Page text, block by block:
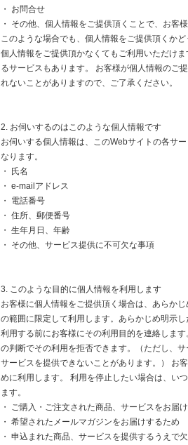
・ お問合せ
・ その他、個人情報をご提供頂くことで、お客
このような場合でも、個人情報をご提供頂くか
個人情報をご提供頂かなくてもご利用いただけ
るサービスもあります。 お客様が個人情報のご
れないことがありますので、ご了承ください。
2. お伺いするのはこのような個人情報です
お伺いする個人情報は、このWebサイトの各サ
なります。
・ 氏名
・ e-mailアドレス
・ 電話番号
・ 住所、郵便番号
・ 生年月日、年齢
・ その他、サービス提供に不可欠な事項
3. このような目的に個人情報を利用します
お客様に個人情報をご提供頂く場合は、あらか
の範囲に限定して利用します。あらかじめ明示
利用する前にお客様にその利用目的を連絡しま
の判断でその利用を拒否できます。（ただし、
サービスを提供できないことがあります。） お
めに利用します。 利用を停止したい場合は、い
ます。
・ ご購入・ご注文された商品、サービスをお届
・ 希望されたメールマガジンをお届けするため
・ 申込まれた商品、サービスを提供するうえで